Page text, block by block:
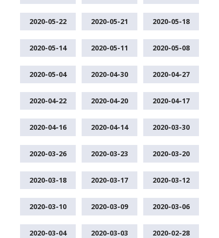
2020-05-22 2020-05-21 2020-05-18
2020-05-14 2020-05-11 2020-05-08
2020-05-04 2020-04-30 2020-04-27
2020-04-22 2020-04-20 2020-04-17
2020-04-16 2020-04-14 2020-03-30
2020-03-26 2020-03-23 2020-03-20
2020-03-18 2020-03-17 2020-03-12
2020-03-10 2020-03-09 2020-03-06
2020-03-04 2020-03-03 2020-02-28